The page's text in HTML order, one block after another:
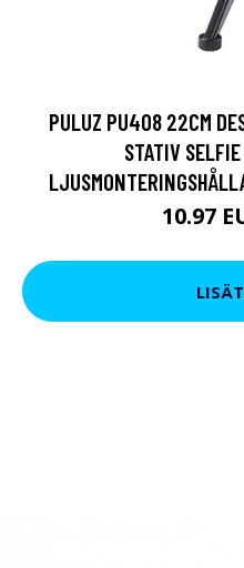
PULUZ PU408 22CM
STATIV
10.97